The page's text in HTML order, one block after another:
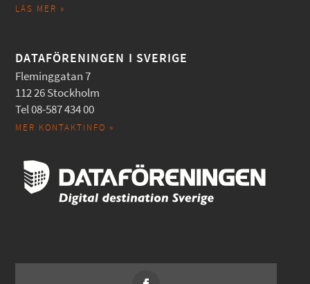
LÄS MER »
DATAFÖRENINGEN I SVERIGE
Fleminggatan 7
112 26 Stockholm
Tel 08-587 434 00
MER KONTAKTINFO »